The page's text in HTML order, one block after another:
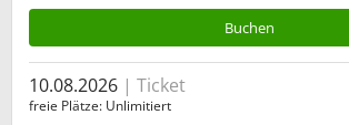
Buchen
10.08.2026 Ticket
freie Plätze Unlimitiert